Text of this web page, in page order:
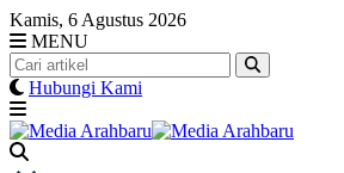
Skip
to
content
Kamis, 6 Agustus 2026
MENU
Hubungi Kami